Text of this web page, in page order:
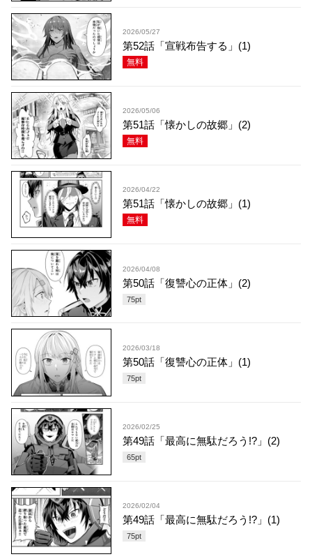
2026/05/27
第52話「宣戦布告する」(1)
無料
2026/05/06
第51話「懐かしの故郷」(2)
無料
2026/04/22
第51話「懐かしの故郷」(1)
無料
2026/04/08
第50話「復讐心の正体」(2)
75pt
2026/03/18
第50話「復讐心の正体」(1)
75pt
2026/02/25
第49話「最高に無駄だろう!?」(2)
65pt
2026/02/04
第49話「最高に無駄だろう!?」(1)
75pt